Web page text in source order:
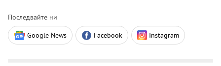
Последвайте ни
Google News Facebook Instagram